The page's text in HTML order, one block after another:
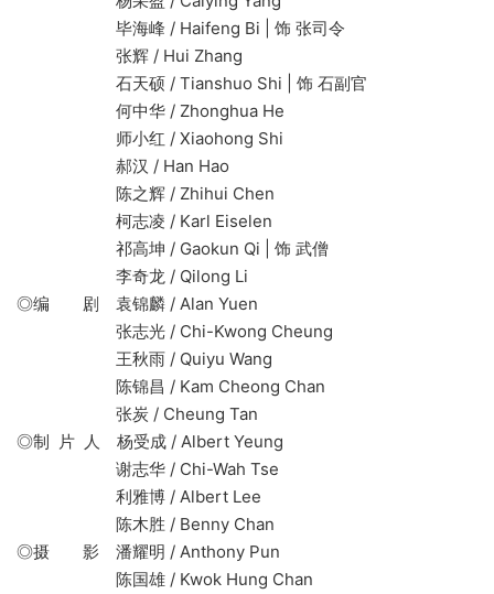
毕海峰 / Haifeng Bi | 饰 张司令
张辉 / Hui Zhang
石天硕 / Tianshuo Shi | 饰 石副官
何中华 / Zhonghua He
师小红 / Xiaohong Shi
郝汉 / Han Hao
陈之辉 / Zhihui Chen
柯志凌 / Karl Eiselen
祁高坤 / Gaokun Qi | 饰 武僧
李奇龙 / Qilong Li
◎编 剧 袁锦麟 / Alan Yuen
张志光 / Chi-Kwong Cheung
王秋雨 / Quiyu Wang
陈锦昌 / Kam Cheong Chan
张炭 / Cheung Tan
◎制 片 人 杨受成 / Albert Yeung
谢志华 / Chi-Wah Tse
利雅博 / Albert Lee
陈木胜 / Benny Chan
◎摄 影 潘耀明 / Anthony Pun
陈国雄 / Kwok Hung Chan